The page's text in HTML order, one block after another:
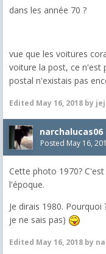
dans les année 70 ?
vue que les voitures
voiture la post, ce n'est
postal n'existais pas
Edited May 16, 2018 by
narchalucas06
Posted May 16,
Cette photo 1970?
l'époque.
Je dirais 1980. Pourquoi
je ne sais pas)
Edited May 16, 2018 by